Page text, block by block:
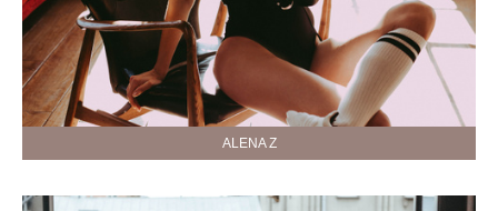
ALENA Z